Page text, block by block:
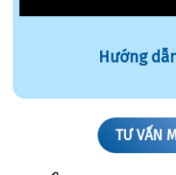
TƯ VẤN
Hướng